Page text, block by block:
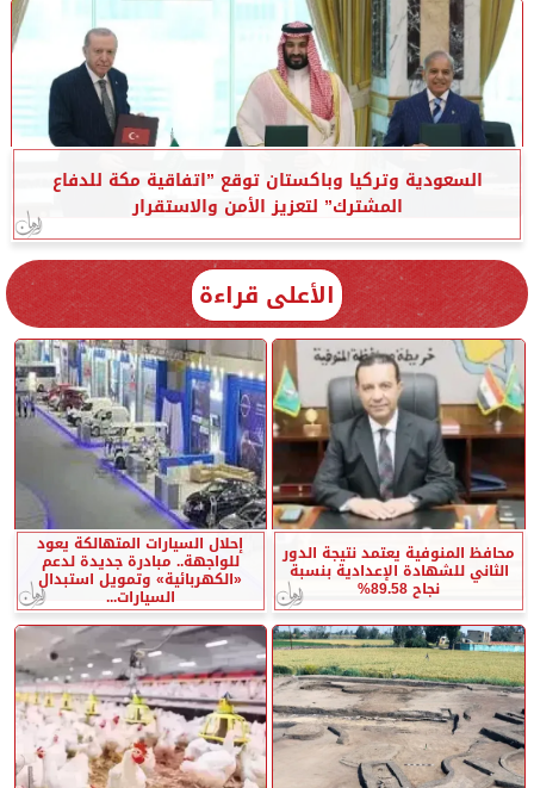
السعودية وتركيا وباكستان توقع ”اتفاقية مكة للدفاع
المشترك” لتعزيز الأمن والاستقرار
الأعلى قراءة
محافظ المنوفية يعتمد نتيجة الدور
الثاني للشهادة الإعدادية بنسبة
نجاح 89.58%
إحلال السيارات المتهالكة يعود
للواجهة.. مبادرة جديدة لدعم
«الكهربائية» وتمويل استبدال
السيارات...